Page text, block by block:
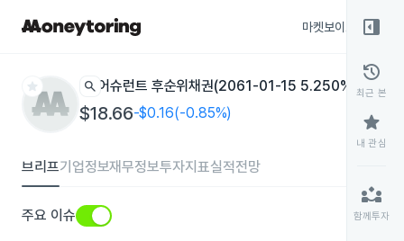
마켓보이스
star search 어슈런트 후순위채권(2061-01-15 5.250%)AIZN 뉴욕
$18.66-$0.16(-0.85%)
브리프기업정보재무정보투자지표실적전망
주요 이슈
right_panel_open
history
최근 본
star
내 관심
partner_exchange
함께투자